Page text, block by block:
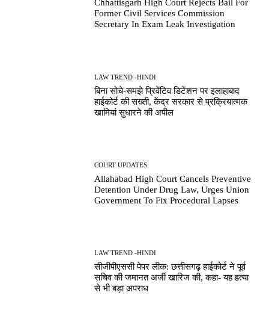
Chhattisgarh High Court Rejects Bail For
Former Civil Services Commission
Secretary In Exam Leak Investigation
LAW TREND -HINDI
बिना सोचे-समझे प्रिवेंटिव डिटेंशन पर इलाहाबाद
हाईकोर्ट की सख्ती, केंद्र सरकार से प्रक्रियात्मक
खामियां सुधारने की अपील
COURT UPDATES
Allahabad High Court Cancels Preventive
Detention Under Drug Law, Urges Union
Government To Fix Procedural Lapses
LAW TREND -HINDI
सीजीपीएससी पेपर लीक: छत्तीसगढ़ हाईकोर्ट ने पूर्व
सचिव की जमानत अर्जी खारिज की, कहा- यह हत्या
से भी बड़ा अपराध